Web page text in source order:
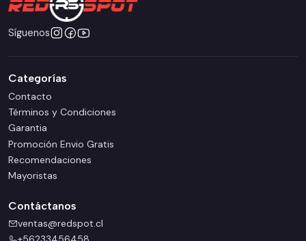
Síguenos
Categorías
Contacto
Términos y Condiciones
Garantia
Promoción Envio Gratis
Recomendaciones
Mayoristas
Contáctanos
ventas@redspot.cl